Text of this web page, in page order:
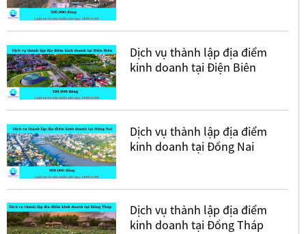
Dịch vụ thành lập địa điểm
kinh doanh tại Điện Biên
Dịch vụ thành lập địa điểm
kinh doanh tại Đồng Nai
Dịch vụ thành lập địa điểm
kinh doanh tại Đồng Tháp